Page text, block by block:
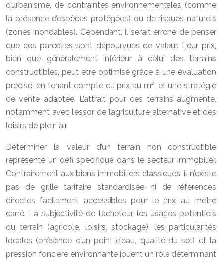
d’urbanisme, de contraintes environnementales (comme
la présence d’espèces protégées) ou de risques naturels
(zones inondables). Cependant, il serait erroné de penser
que ces parcelles sont dépourvues de valeur. Leur prix,
bien que généralement inférieur à celui des terrains
constructibles, peut être optimisé grâce à une évaluation
précise, en tenant compte du prix au m², et une stratégie
de vente adaptée. L’attrait pour ces terrains augmente,
notamment avec l’essor de l’agriculture alternative et des
loisirs de plein air.
Déterminer la valeur d’un terrain non constructible
représente un défi spécifique dans le secteur immobilier.
Contrairement aux biens immobiliers classiques, il n’existe
pas de grille tarifaire standardisée ni de références
directes facilement accessibles pour le prix au mètre
carré. La subjectivité de l’acheteur, les usages potentiels
du terrain (agricole, loisirs, stockage), les particularités
locales (présence d’un point d’eau, qualité du sol) et la
pression foncière environnante jouent un rôle déterminant